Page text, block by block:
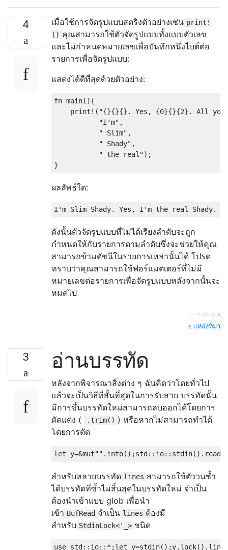
4 เมื่อใช้การจัดรูปแบบสตริงตัวอย่างเช่น print!
() คุณสามารถใช้ตัวจัดรูปแบบทั้งแบบตัวเลข
และไม่กำหนดหมายเลขเพื่อบันทึกหนึ่งไบต์ต่อ
รายการเพื่อจัดรูปแบบ:
แสดงได้ดีที่สุดด้วยตัวอย่าง:
fn main(){
    print
!( "{}{}{}. Yes, {0}{}{2}. All you
"I'm" ,
" Slim" ,
" Shady" ,
" the real");
}
ผลลัพธ์ใด:
ดังนั้นตัวจัดรูปแบบที่ไม่ได้เรียงลำดับจะถูก
กำหนดให้กับรายการตามลำดับซึ่งจะช่วยให้คุณ
สามารถข้ามดัชนีในรายการเหล่านั้นได้ โปรด
ทราบว่าคุณสามารถใช้ฟอร์แมตเตอร์ที่ไม่มี
หมายเลขต่อรายการเพื่อจัดรูปแบบหลังจากนั้นจะ
หมดไป
ruohola
แหล่งที่มา
3 อ่านบรรทัด
หลังจากพิจารณาสิ่งต่าง ๆ ฉันคิดว่าโดยทั่วไป
แล้วจะเป็นวิธีที่สั้นที่สุดในการรับสาย บรรทัดนั้น
มีการขึ้นบรรทัดใหม่สามารถลบออกได้โดยการ
ตัดแต่ง (
.trim() ) หรือหากไม่สามารถทำได้
โดยการตัด
สำหรับหลายบรรทัด lines สามารถใช้ตัววนซ้ำ
ได้บรรทัดที่ซ้ำไม่สิ้นสุดในบรรทัดใหม่ จำเป็น
ต้องนำเข้าแบบ glob เพื่อนำ
เข้า BufRead จำเป็น lines ต้องมี
สำหรับ StdinLock<'_> ชนิด